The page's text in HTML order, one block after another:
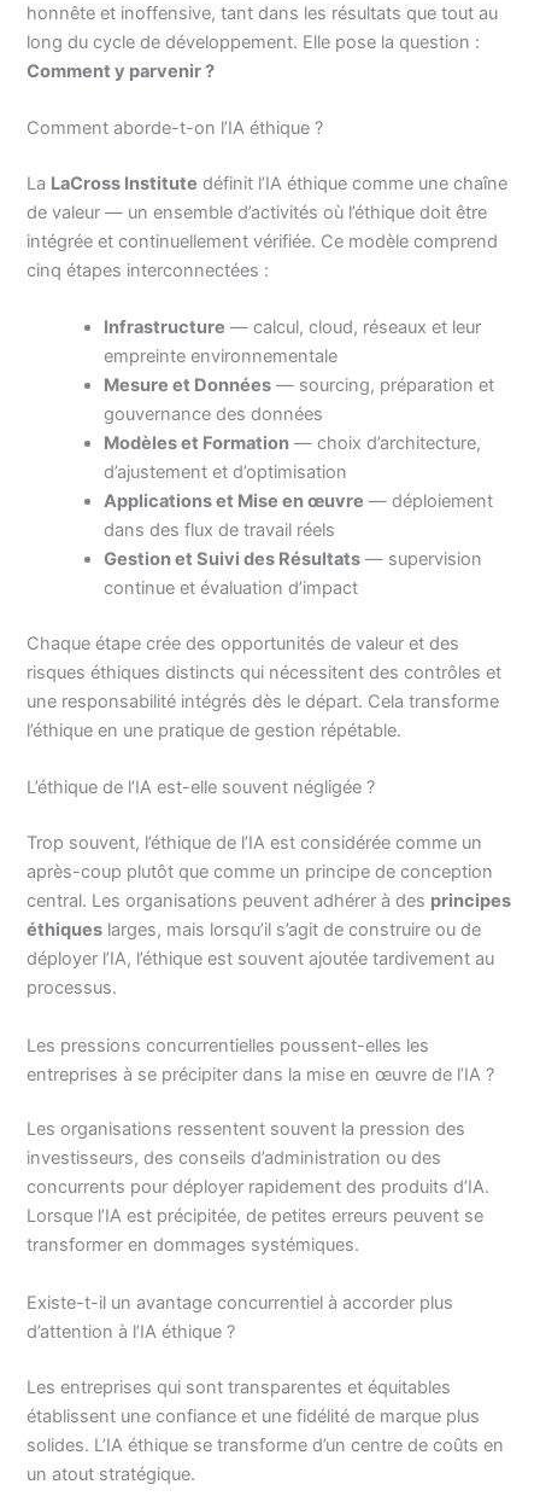
honnête et inoffensive, tant dans les résultats que tout au
long du cycle de développement. Elle pose la question :
Comment y parvenir ?
Comment aborde-t-on l’IA éthique ?
La LaCross Institute définit l’IA éthique comme une chaîne
de valeur — un ensemble d’activités où l’éthique doit être
intégrée et continuellement vérifiée. Ce modèle comprend
cinq étapes interconnectées :
Infrastructure — calcul, cloud, réseaux et leur
empreinte environnementale
Mesure et Données — sourcing, préparation et
gouvernance des données
Modèles et Formation — choix d’architecture,
d’ajustement et d’optimisation
Applications et Mise en œuvre — déploiement
dans des flux de travail réels
Gestion et Suivi des Résultats — supervision
continue et évaluation d’impact
Chaque étape crée des opportunités de valeur et des
risques éthiques distincts qui nécessitent des contrôles et
une responsabilité intégrés dès le départ. Cela transforme
l’éthique en une pratique de gestion répétable.
L’éthique de l’IA est-elle souvent négligée ?
Trop souvent, l’éthique de l’IA est considérée comme un
après-coup plutôt que comme un principe de conception
central. Les organisations peuvent adhérer à des principes
éthiques larges, mais lorsqu’il s’agit de construire ou de
déployer l’IA, l’éthique est souvent ajoutée tardivement au
processus.
Les pressions concurrentielles poussent-elles les
entreprises à se précipiter dans la mise en œuvre de l’IA ?
Les organisations ressentent souvent la pression des
investisseurs, des conseils d’administration ou des
concurrents pour déployer rapidement des produits d’IA.
Lorsque l’IA est précipitée, de petites erreurs peuvent se
transformer en dommages systémiques.
Existe-t-il un avantage concurrentiel à accorder plus
d’attention à l’IA éthique ?
Les entreprises qui sont transparentes et équitables
établissent une confiance et une fidélité de marque plus
solides. L’IA éthique se transforme d’un centre de coûts en
un atout stratégique.